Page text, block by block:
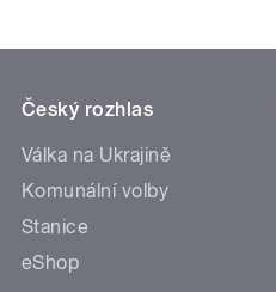
Český rozhlas
Válka na Ukrajině
Komunální volby
Stanice
eShop